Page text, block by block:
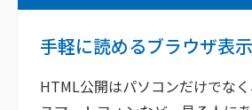
手軽に読めるブラウザ表示
HTML公開はパソコンだけでな